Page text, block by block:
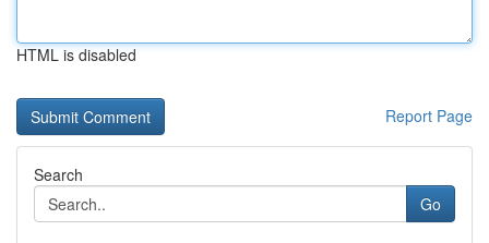
HTML is disabled
Report Page
Search
Go